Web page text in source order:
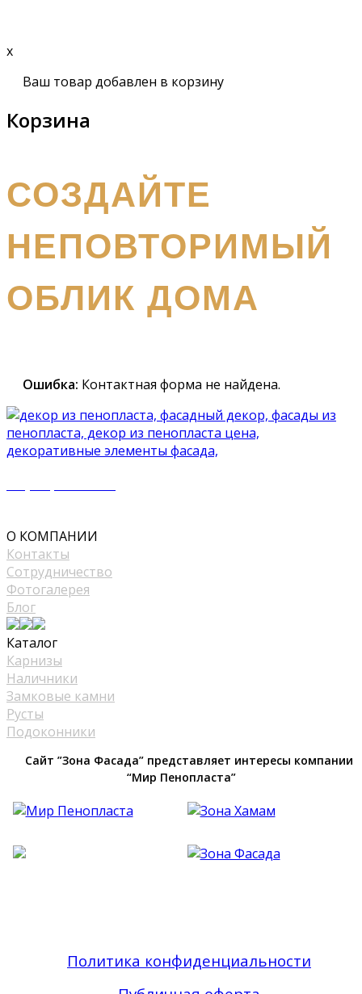
x
Ваш товар добавлен в корзину
Корзина
СОЗДАЙТЕ
НЕПОВТОРИМЫЙ
ОБЛИК ДОМА
Ошибка: Контактная форма не найдена.
О КОМПАНИИ
Контакты
Сотрудничество
Фотогалерея
Блог
Каталог
Карнизы
Наличники
Замковые камни
Русты
Подоконники
Сайт ”Зона Фасада” представляет интересы компании
“Мир Пенопласта”
Политика конфиденциальности